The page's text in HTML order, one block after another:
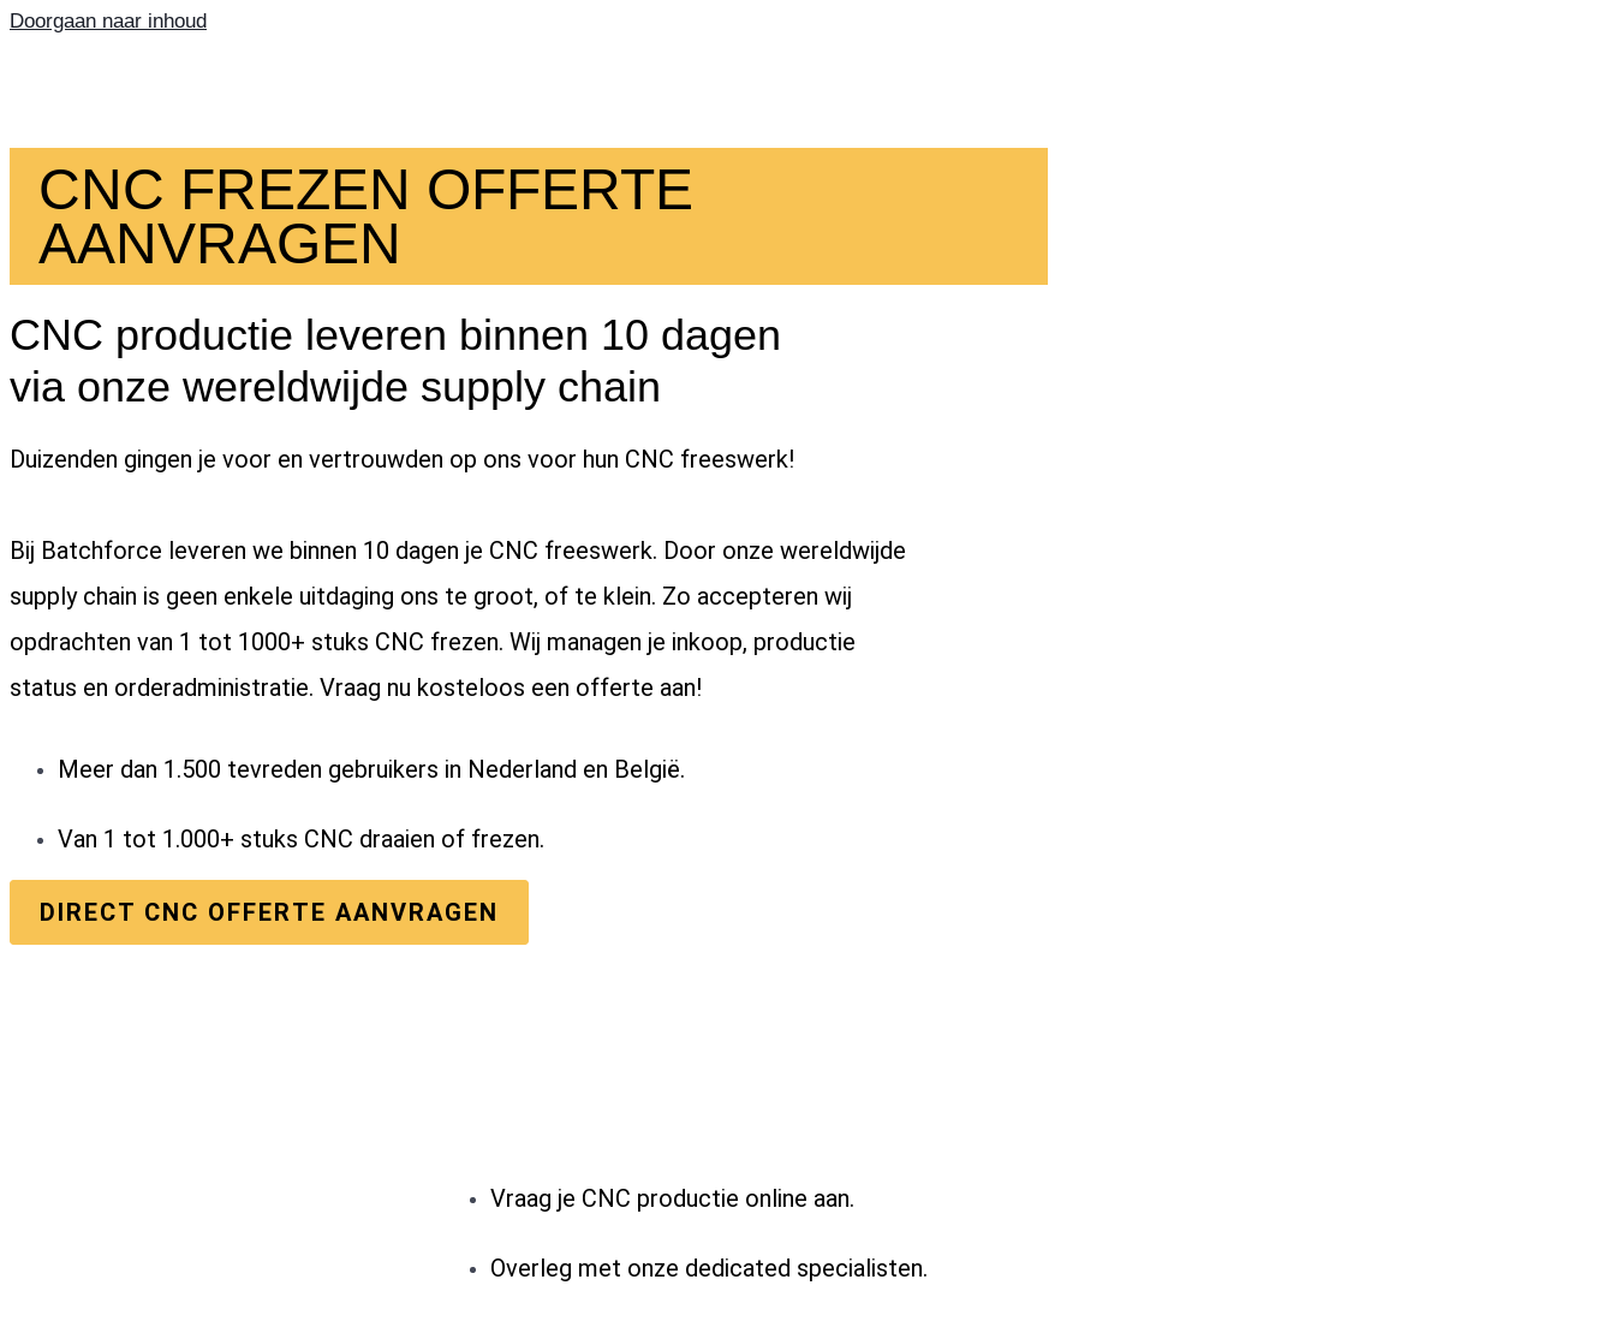
Doorgaan naar inhoud
CNC FREZEN OFFERTE
AANVRAGEN
CNC productie leveren binnen 10 dagen
via onze wereldwijde supply chain
Duizenden gingen je voor en vertrouwden op ons voor hun CNC freeswerk!
Bij Batchforce leveren we binnen 10 dagen je CNC freeswerk. Door onze wereldwijde
supply chain is geen enkele uitdaging ons te groot, of te klein. Zo accepteren wij
opdrachten van 1 tot 1000+ stuks CNC frezen. Wij managen je inkoop, productie
status en orderadministratie. Vraag nu kosteloos een offerte aan!
Meer dan 1.500 tevreden gebruikers in Nederland en België.
Van 1 tot 1.000+ stuks CNC draaien of frezen.
DIRECT CNC OFFERTE AANVRAGEN
Vraag je CNC productie online aan.
Overleg met onze dedicated specialisten.